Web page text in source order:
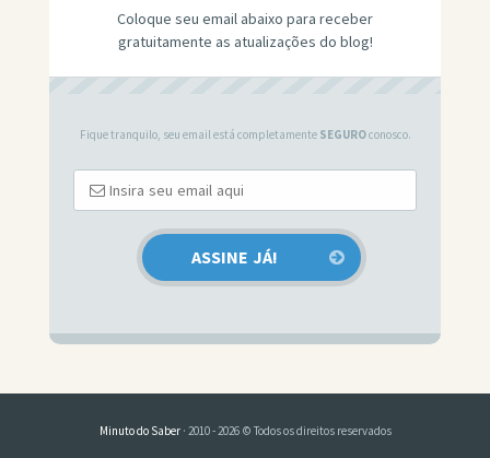
Coloque seu email abaixo para receber
gratuitamente as atualizações do blog!
Fique tranquilo, seu email está completamente SEGUROconosco.
Minuto do Saber· 2010 - 2026 © Todos os direitos reservados